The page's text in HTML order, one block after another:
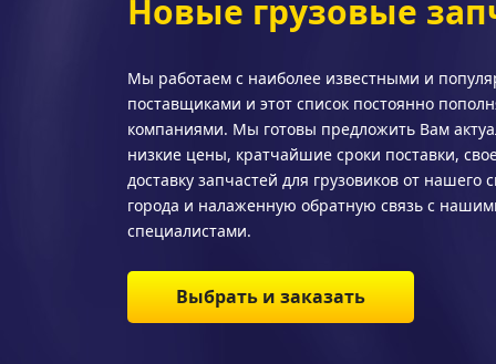
Новые грузовые
Мы работаем с наиболее известными и
поставщиками и этот список постоянно
компаниями. Мы готовы предложить Вам
низкие цены, кратчайшие сроки поставки,
доставку запчастей для грузовиков от нашего
города и налаженную обратную связь с
специалистами.
Выбрать и заказать